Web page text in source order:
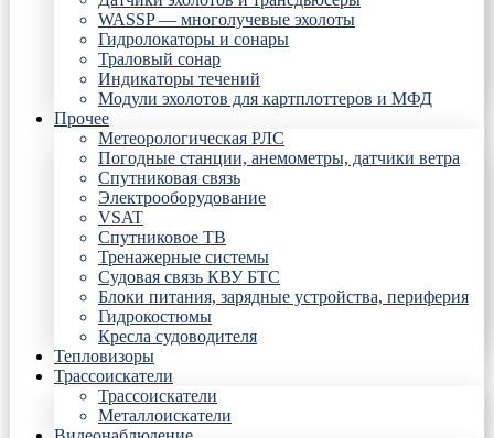
WASSP — многолучевые эхолоты
Гидролокаторы и сонары
Траловый сонар
Индикаторы течений
Модули эхолотов для картплоттеров и МФД
Прочее
Метеорологическая РЛС
Погодные станции, анемометры, датчики ветра
Спутниковая связь
Электрооборудование
VSAT
Спутниковое ТВ
Тренажерные системы
Судовая связь КВУ БТС
Блоки питания, зарядные устройства, периферия
Гидрокостюмы
Кресла судоводителя
Тепловизоры
Трассоискатели
Трассоискатели
Металлоискатели